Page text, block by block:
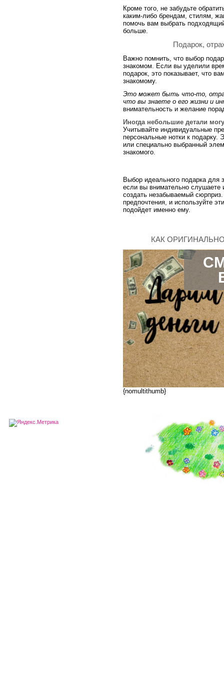
Кроме того, не забудьте
каким-либо брендам, стилям,
помочь вам выбрать
больше.
Подарок,
Важно помнить, что выбор
знакомом. Если вы уделили
подарок, это показывает, что
знакомому.
Это может быть что-то,
что вы знаете о его жизни и
внимательность и желание
Иногда небольшие детали
Учитывайте индивидуальные
персональные нотки к подарку.
или специально выбранный
знакомого.
Выбор идеального подарка для
если вы внимательно слушаете
создать незабываемый
предпочтения, и используйте
подойдет именно ему.
КАК
{nomultithumb}